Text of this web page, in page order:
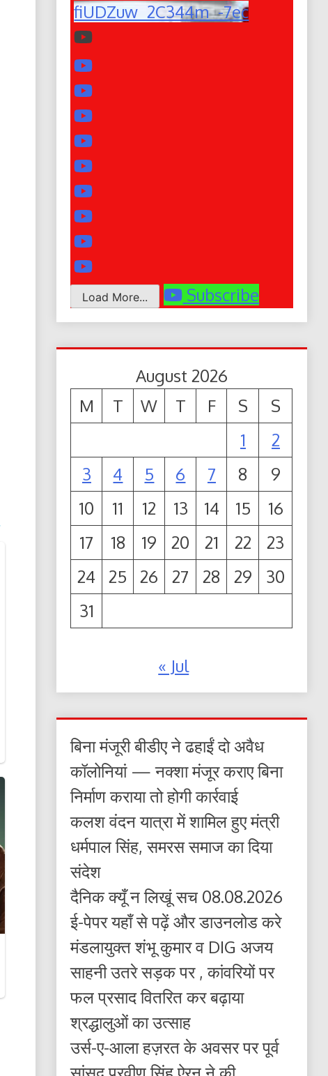
fiUDZuw_2C344m_-7ec
Load More... Subscribe
August 2026
M
T W T F S
S
1
2
3
4 5 6 7 8
9
10
11 12 13 14 15
16
17
18 19 20 21 22
23
24
25 26 27 28 29
30
31
« Jul
बिना मंजूरी बीडीए ने ढहाईं दो अवैध
कॉलोनियां — नक्शा मंजूर कराए बिना
निर्माण कराया तो होगी कार्रवाई
कलश वंदन यात्रा में शामिल हुए मंत्री
धर्मपाल सिंह, समरस समाज का दिया
संदेश
दैनिक क्यूँ न लिखूं सच 08.08.2026
ई-पेपर यहाँ से पढ़ें और डाउनलोड करे
मंडलायुक्त शंभू कुमार व DIG अजय
साहनी उतरे सड़क पर , कांवरियों पर
फल प्रसाद वितरित कर बढ़ाया
श्रद्धालुओं का उत्साह
उर्स-ए-आला हज़रत के अवसर पर पूर्व